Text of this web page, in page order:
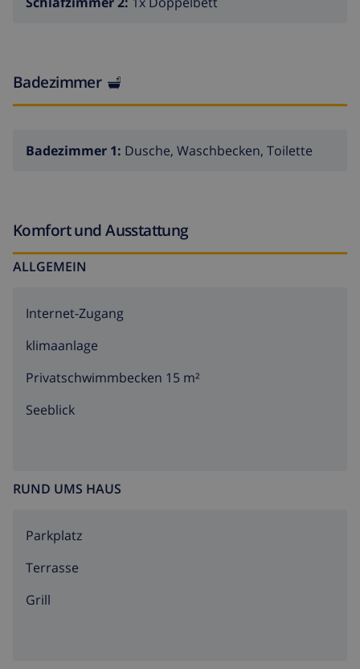
Badezimmer
Badezimmer 1: Dusche, Waschbecken, Toilette
Komfort und Ausstattung
ALLGEMEIN
Internet-Zugang
klimaanlage
Privatschwimmbecken 15 m²
Seeblick
RUND UMS HAUS
Parkplatz
Terrasse
Grill